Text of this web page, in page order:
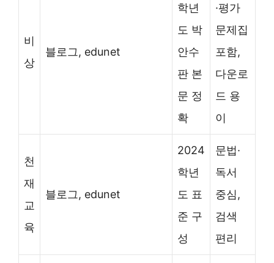
비
상
블로그, edunet
학년
도 박
안수
판 본
문 정
확
·평가
문제집
포함,
다운로
드 용
이
천
재
교
육
블로그, edunet
2024
학년
도 표
준 구
성
문법·
독서
중심,
검색
편리